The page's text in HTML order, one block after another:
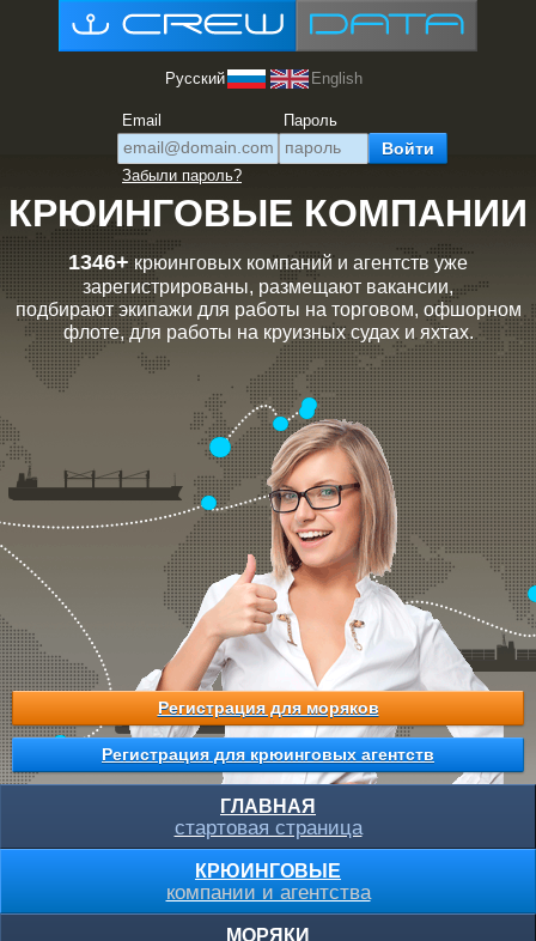
Русский English
Email Пароль
Забыли пароль?
КРЮИНГОВЫЕ КОМПАНИИ
1346+крюинговых компаний и агентств уже
зарегистрированы, размещают вакансии,
подбирают экипажи для работы на торговом, офшорном
флоте, для работы на круизных судах и яхтах.
Регистрация для моряков
Регистрация для крюинговых агентств
ГЛАВНАЯ
стартовая страница
КРЮИНГОВЫЕ
компании и агентства
МОРЯКИ